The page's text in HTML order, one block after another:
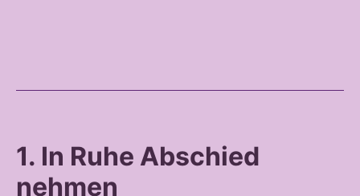
1. In Ruhe Abschied
nehmen